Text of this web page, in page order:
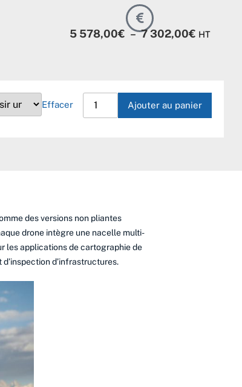
5 578,00€ –7 302,00€ HT
Effacer
de
DJI
Matrice
Ajouter au panier
des versions non pliantes
drone intègre une nacelle multi-
les applications de cartographie de
d’infrastructures.